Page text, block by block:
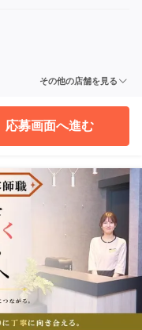
その他の店舗を見る
応募画面へ進む